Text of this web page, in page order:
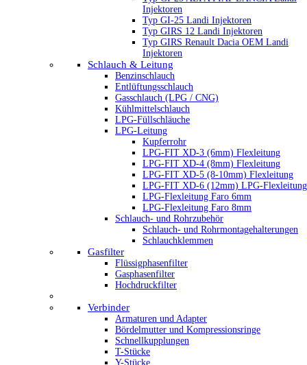
Injektoren
Typ GI-25 Landi Injektoren
Typ GIRS 12 Landi Injektoren
Typ GIRS Renault Dacia OEM Landi
Injektoren
Schlauch & Leitung
Benzinschlauch
Entlüftungsschlauch
Gasschlauch (LPG / CNG)
Kühlmittelschlauch
LPG-Füllschläuche
LPG-Leitung
Kupferrohr
LPG-FIT XD-3 (6mm) Flexleitung
LPG-FIT XD-4 (8mm) Flexleitung
LPG-FIT XD-5 (8-10mm) Flexleitung
LPG-FIT XD-6 (12mm) LPG-Flexleitung
LPG-Flexleitung Faro 6mm
LPG-Flexleitung Faro 8mm
Schlauch- und Rohrzubehör
Schlauch- und Rohrmontagehalterungen
Schlauchklemmen
Gasfilter
Flüssigphasenfilter
Gasphasenfilter
Hochdruckfilter
Verbinder
Armaturen und Adapter
Bördelmutter und Kompressionsringe
Schnellkupplungen
T-Stücke
Y-Stücke